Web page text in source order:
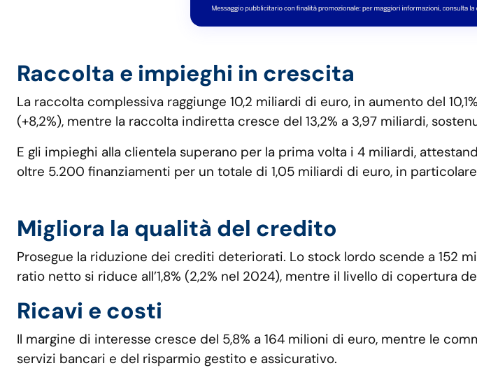
Raccolta e impieghi in crescita
La raccolta complessiva raggiunge 10,2 miliardi di euro, in aumento del
(+8,2%), mentre la raccolta indiretta cresce del 13,2% a 3,97 miliardi,
E gli impieghi alla clientela superano per la prima volta i 4 miliardi,
oltre 5.200 finanziamenti per un totale di 1,05 miliardi di euro, in
Migliora la qualità del credito
Prosegue la riduzione dei crediti deteriorati. Lo stock lordo scende a 152
ratio netto si riduce all’1,8% (2,2% nel 2024), mentre il livello di copertura
Ricavi e costi
Il margine di interesse cresce del 5,8% a 164 milioni di euro, mentre le
servizi bancari e del risparmio gestito e assicurativo.